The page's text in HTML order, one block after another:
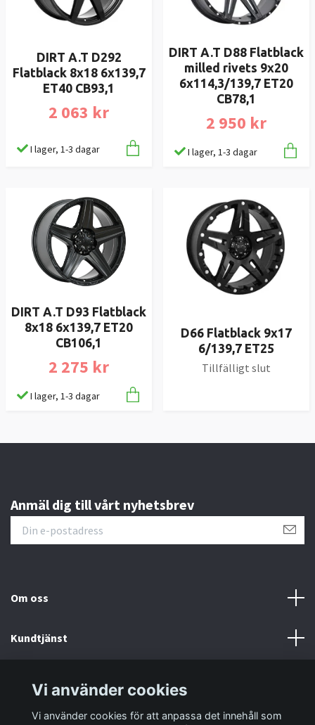
DIRT A.T D292
Flatblack 8x18 6x139,7
ET40 CB93,1
2 063 kr
I lager, 1-3 dagar
DIRT A.T D88 Flatblack
milled rivets 9x20
6x114,3/139,7 ET20
CB78,1
2 950 kr
I lager, 1-3 dagar
DIRT A.T D93 Flatblack
8x18 6x139,7 ET20
CB106,1
2 275 kr
I lager, 1-3 dagar
D66 Flatblack 9x17
6/139,7 ET25
Tillfälligt slut
Anmäl dig till vårt nyhetsbrev
Om oss
Kundtjänst
Sociala medier
Vi använder cookies
Vi använder cookies för att anpassa det innehåll som